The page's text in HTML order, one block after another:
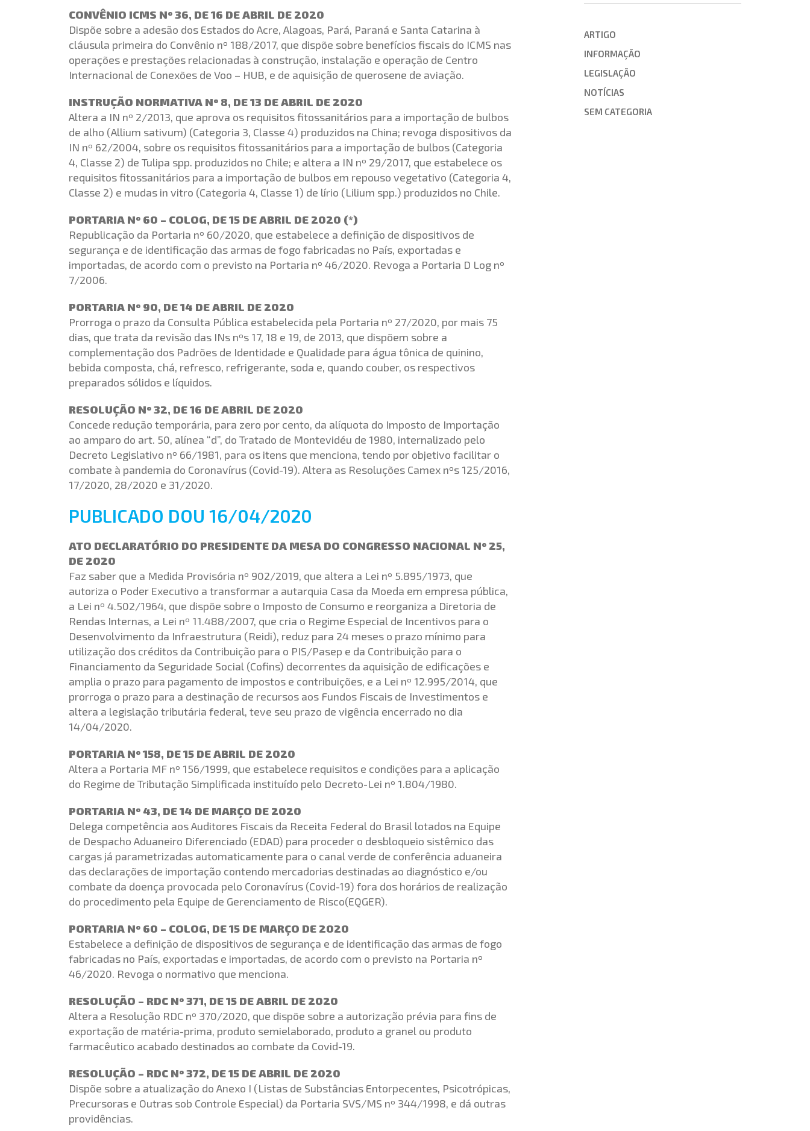
CONVÊNIO ICMS Nº 36, DE 16 DE ABRIL DE 2020
Dispõe sobre a adesão dos Estados do Acre, Alagoas, Pará, Paraná e Santa Catarina à
cláusula primeira do Convênio nº 188/2017, que dispõe sobre benefícios fiscais do ICMS nas
operações e prestações relacionadas à construção, instalação e operação de Centro
Internacional de Conexões de Voo – HUB, e de aquisição de querosene de aviação.
INSTRUÇÃO NORMATIVA Nº 8, DE 13 DE ABRIL DE 2020
Altera a IN nº 2/2013, que aprova os requisitos fitossanitários para a importação de bulbos
de alho (Allium sativum) (Categoria 3, Classe 4) produzidos na China; revoga dispositivos da
IN nº 62/2004, sobre os requisitos fitossanitários para a importação de bulbos (Categoria
4, Classe 2) de Tulipa spp. produzidos no Chile; e altera a IN nº 29/2017, que estabelece os
requisitos fitossanitários para a importação de bulbos em repouso vegetativo (Categoria 4,
Classe 2) e mudas in vitro (Categoria 4, Classe 1) de lírio (Lilium spp.) produzidos no Chile.
PORTARIA Nº 60 – COLOG, DE 15 DE ABRIL DE 2020 (*)
Republicação da Portaria nº 60/2020, que estabelece a definição de dispositivos de
segurança e de identificação das armas de fogo fabricadas no País, exportadas e
importadas, de acordo com o previsto na Portaria nº 46/2020. Revoga a Portaria D Log nº
7/2006.
PORTARIA Nº 90, DE 14 DE ABRIL DE 2020
Prorroga o prazo da Consulta Pública estabelecida pela Portaria nº 27/2020, por mais 75
dias, que trata da revisão das INs nºs 17, 18 e 19, de 2013, que dispõem sobre a
complementação dos Padrões de Identidade e Qualidade para água tônica de quinino,
bebida composta, chá, refresco, refrigerante, soda e, quando couber, os respectivos
preparados sólidos e líquidos.
RESOLUÇÃO Nº 32, DE 16 DE ABRIL DE 2020
Concede redução temporária, para zero por cento, da alíquota do Imposto de Importação
ao amparo do art. 50, alínea “d”, do Tratado de Montevidéu de 1980, internalizado pelo
Decreto Legislativo nº 66/1981, para os itens que menciona, tendo por objetivo facilitar o
combate à pandemia do Coronavírus (Covid-19). Altera as Resoluções Camex nºs 125/2016,
17/2020, 28/2020 e 31/2020.
PUBLICADO DOU 16/04/2020
ATO DECLARATÓRIO DO PRESIDENTE DA MESA DO CONGRESSO NACIONAL Nº 25,
DE 2020
Faz saber que a Medida Provisória nº 902/2019, que altera a Lei nº 5.895/1973, que
autoriza o Poder Executivo a transformar a autarquia Casa da Moeda em empresa pública,
a Lei nº 4.502/1964, que dispõe sobre o Imposto de Consumo e reorganiza a Diretoria de
Rendas Internas, a Lei nº 11.488/2007, que cria o Regime Especial de Incentivos para o
Desenvolvimento da Infraestrutura (Reidi), reduz para 24 meses o prazo mínimo para
utilização dos créditos da Contribuição para o PIS/Pasep e da Contribuição para o
Financiamento da Seguridade Social (Cofins) decorrentes da aquisição de edificações e
amplia o prazo para pagamento de impostos e contribuições, e a Lei nº 12.995/2014, que
prorroga o prazo para a destinação de recursos aos Fundos Fiscais de Investimentos e
altera a legislação tributária federal, teve seu prazo de vigência encerrado no dia
14/04/2020.
PORTARIA Nº 158, DE 15 DE ABRIL DE 2020
Altera a Portaria MF nº 156/1999, que estabelece requisitos e condições para a aplicação
do Regime de Tributação Simplificada instituído pelo Decreto-Lei nº 1.804/1980.
PORTARIA Nº 43, DE 14 DE MARÇO DE 2020
Delega competência aos Auditores Fiscais da Receita Federal do Brasil lotados na Equipe
de Despacho Aduaneiro Diferenciado (EDAD) para proceder o desbloqueio sistêmico das
cargas já parametrizadas automaticamente para o canal verde de conferência aduaneira
das declarações de importação contendo mercadorias destinadas ao diagnóstico e/ou
combate da doença provocada pelo Coronavírus (Covid-19) fora dos horários de realização
do procedimento pela Equipe de Gerenciamento de Risco(EQGER).
PORTARIA Nº 60 – COLOG, DE 15 DE MARÇO DE 2020
Estabelece a definição de dispositivos de segurança e de identificação das armas de fogo
fabricadas no País, exportadas e importadas, de acordo com o previsto na Portaria nº
46/2020. Revoga o normativo que menciona.
RESOLUÇÃO – RDC Nº 371, DE 15 DE ABRIL DE 2020
Altera a Resolução RDC nº 370/2020, que dispõe sobre a autorização prévia para fins de
exportação de matéria-prima, produto semielaborado, produto a granel ou produto
farmacêutico acabado destinados ao combate da Covid-19.
RESOLUÇÃO – RDC Nº 372, DE 15 DE ABRIL DE 2020
Dispõe sobre a atualização do Anexo I (Listas de Substâncias Entorpecentes, Psicotrópicas,
Precursoras e Outras sob Controle Especial) da Portaria SVS/MS nº 344/1998, e dá outras
providências.
ARTIGO
INFORMAÇÃO
LEGISLAÇÃO
NOTÍCIAS
SEM CATEGORIA